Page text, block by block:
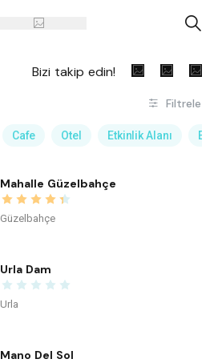
A
Bizi takip edin!
Filtrele
Cafe Otel Etkinlik Alanı
Mahalle Güzelbahçe
Güzelbahçe
Urla Dam
Urla
Mano Del Sol